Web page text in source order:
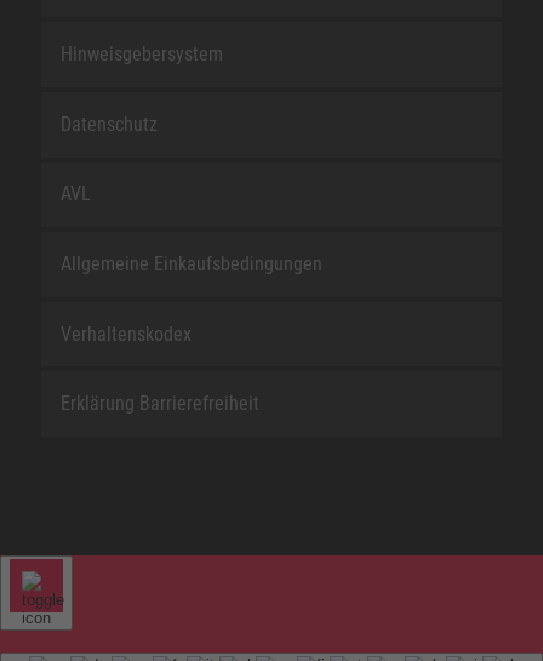
Hinweisgebersystem
Datenschutz
AVL
Allgemeine Einkaufsbedingungen
Verhaltenskodex
Erklärung Barrierefreiheit